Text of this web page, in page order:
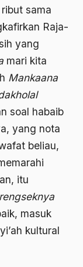
sama
Raja-
yang
mari kita
Mankaana
soal habaib
yang nota
beliau,
itu
masuk
kultural